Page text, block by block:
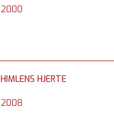
2000
HIMLENS HJERTE
2008